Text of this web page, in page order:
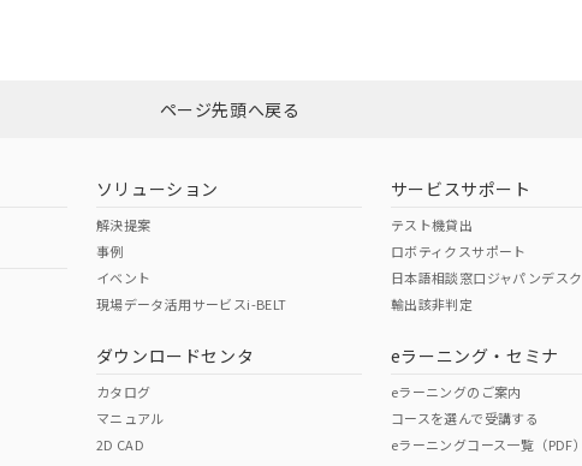
ダウンロードはこちら
O
ページ先頭へ戻る
ソリューション
解決提案
事例
イベント
現場データ活用サービスi-BELT
ダウンロードセンタ
カタログ
マニュアル
2D CAD
サービスサポート
テスト機貸出
ロボティクスサポート
日本語相談窓口ジャパンデスク
輸出該非判定
eラーニング・セミナ
eラーニングのご案内
コースを選んで受講する
eラーニングコース一覧（PDF）